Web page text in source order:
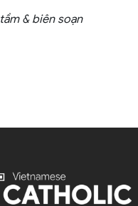
tầm & biên soạn